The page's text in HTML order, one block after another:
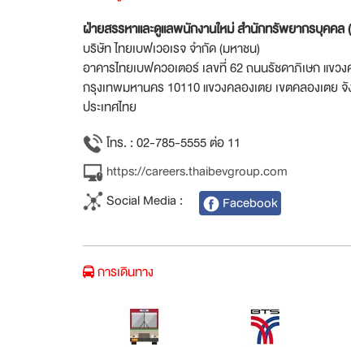
ฝ่ายสรรหาและดูแลพนักงานใหม่ สำนักทรัพยากรบุคคล
บริษัท ไทยเบฟเวอเรจ จำกัด (มหาชน)
อาคารไทยเบฟควอเตอร์ เลขที่ 62 ถนนรัชดาภิเษก แขว
กรุงเทพมหานคร 10110 แขวงคลองเตย เขตคลองเตย
ประเทศไทย
โทร. : 02-785-5555 ต่อ 11
https://careers.thaibevgroup.com
Social Media :
Facebook
การเดินทาง